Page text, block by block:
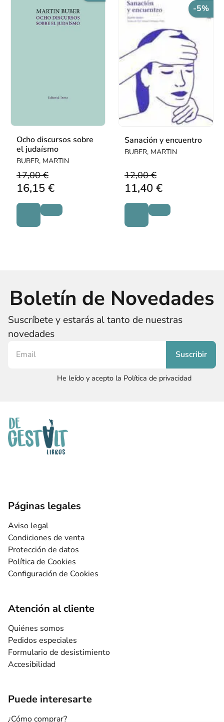
Ocho discursos sobre
el judaísmo
BUBER, MARTIN
17,00 €
16,15 €
-5%
Sanación y encuentro
BUBER, MARTIN
12,00 €
11,40 €
Boletín de Novedades
Suscríbete y estarás al tanto de nuestras
novedades
He leído y acepto la Política de privacidad
Páginas legales
Aviso legal
Condiciones de venta
Protección de datos
Política de Cookies
Configuración de Cookies
Atención al cliente
Quiénes somos
Pedidos especiales
Formulario de desistimiento
Accesibilidad
Puede interesarte
¿Cómo comprar?